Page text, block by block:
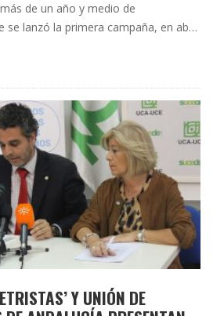
de un año y medio de
se lanzó la primera campaña, en abril
destinada a informar a la
Y UNIÓN DE